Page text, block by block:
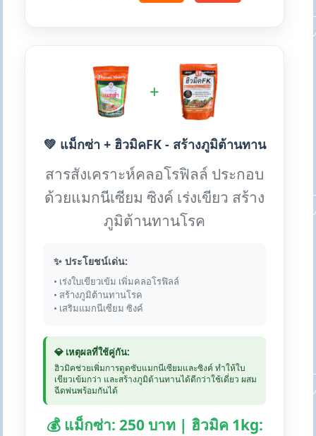
+
💚 แม็กซ่า + ฮิวมิคFK - สร้างภูมิต้านทาน
สารสังเคราะห์คลอโรฟิลล์ ประกอบ
ด้วยแมกนีเซียม ซิงค์ เร่งเขียว สร้าง
ภูมิต้านทานโรค
✨ ประโยชน์เด่น:
• เร่งใบเขียวเข้ม เพิ่มคลอโรฟิลล์
• สร้างภูมิต้านทานโรค
• เสริมแมกนีเซียม ซิงค์
💎 เหตุผลที่ใช้คู่กัน:
ฮิวมิคช่วยเพิ่มการดูดซับแมกนีเซียมและซิงค์ ทำให้ใบ
เขียวเข้มกว่า และสร้างภูมิต้านทานได้ดีกว่าใช้เดี่ยว ผสม
ฉีดพ่นพร้อมกันได้
💰 แม็กซ่า: 250 บาท | ฮิวมิค 1kg: